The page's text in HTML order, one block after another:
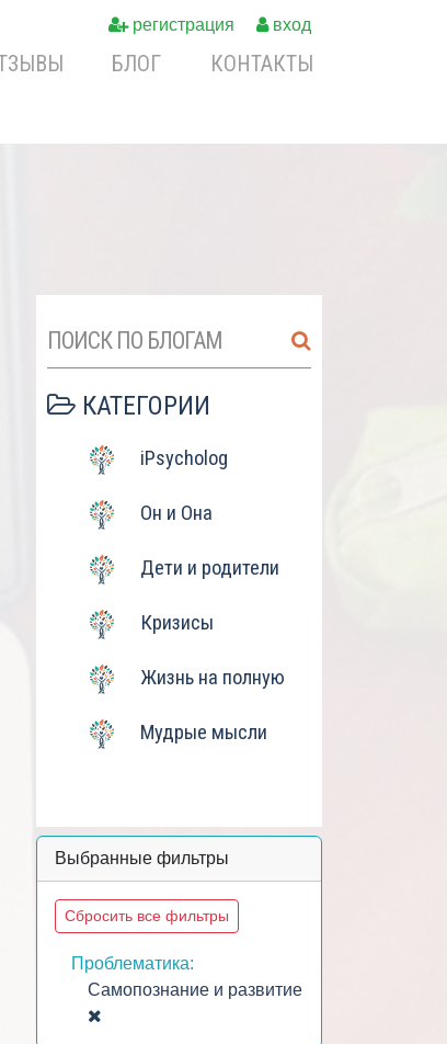
регистрация вход
БЛОГ КОНТАКТЫ
ПОИСК ПО БЛОГАМ
КАТЕГОРИИ
iPsycholog
Он и Она
Дети и родители
Кризисы
Жизнь на полную
Мудрые мысли
Выбранные фильтры
Сбросить все фильтры
Проблематика:
Самопознание и развитие